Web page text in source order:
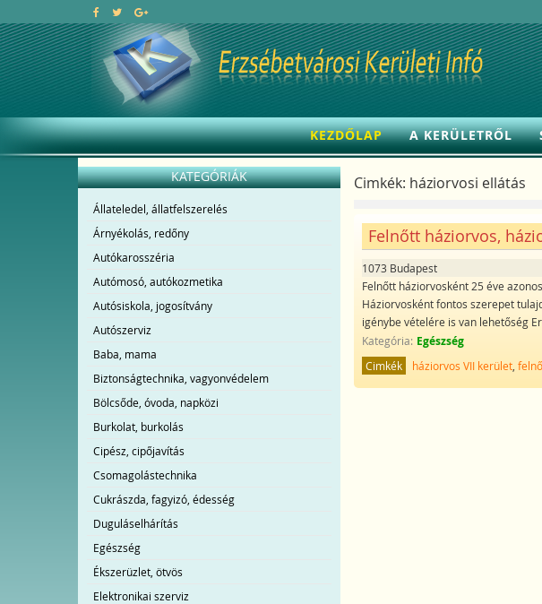
KEZDŐLAP A KERÜLETRŐL
KATEGÓRIÁK
Állateledel, állatfelszerelés
Árnyékolás, redőny
Autókarosszéria
Autómosó, autókozmetika
Autósiskola, jogosítvány
Autószerviz
Baba, mama
Biztonságtechnika, vagyonvédelem
Bölcsőde, óvoda, napközi
Burkolat, burkolás
Cipész, cipőjavítás
Csomagolástechnika
Cukrászda, fagyizó, édesség
Duguláselhárítás
Egészség
Ékszerüzlet, ötvös
Elektronikai szerviz
Cimkék: háziorvosi ellátás
Felnőtt háziorvos,
1073 Budapest
Felnőtt háziorvosként 25 éve
Háziorvosként fontos szerepet
igénybe vételére is van lehetőség
Kategória: Egészség
Cimkék háziorvos VII kerület ,